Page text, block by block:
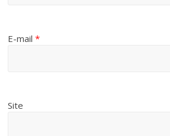
E-mail*
Site